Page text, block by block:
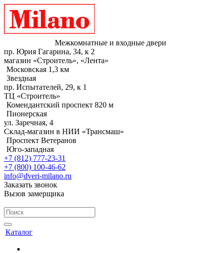
Межкомнатные и входные двери
пр. Юрия Гагарина, 34, к 2
магазин «Строитель», «Лента»
Московская 1,3 км
Звездная
пр. Испытателей, 29, к 1
ТЦ «Строитель»
Комендантский проспект 820 м
Пионерская
ул. Заречная, 4
Склад-магазин в НИИ «Трансмаш»
Проспект Ветеранов
Юго-западная
+7 (812) 777-23-31
+7 (800) 100-46-62
info@dveri-milano.ru
Заказать звонок
Вызов замерщика
Каталог